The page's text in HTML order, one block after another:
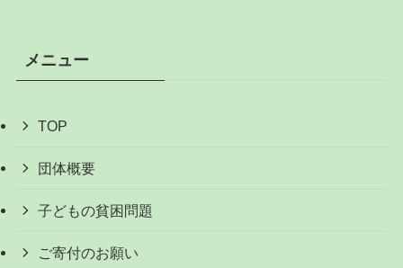
メニュー
TOP
団体概要
子どもの貧困問題
ご寄付のお願い